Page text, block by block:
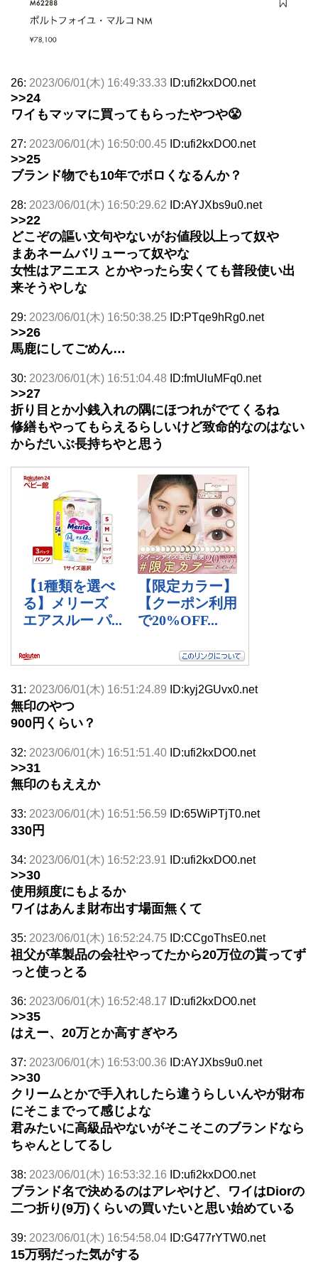
26: 2023/06/01(木) 16:49:33.33 ID:ufi2kxDO0.net
>>24
ワイもマッマに買ってもらったやつや😤
27: 2023/06/01(木) 16:50:00.45 ID:ufi2kxDO0.net
>>25
ブランド物でも10年でボロくなるんか？
28: 2023/06/01(木) 16:50:29.62 ID:AYJXbs9u0.net
>>22
どこぞの謳い文句やないがお値段以上って奴や
まあネームバリューって奴やな
女性はアニエス とかやったら安くても普段使い出
来そうやしな
29: 2023/06/01(木) 16:50:38.25 ID:PTqe9hRg0.net
>>26
馬鹿にしてごめん…
30: 2023/06/01(木) 16:51:04.48 ID:fmUluMFq0.net
>>27
折り目とか小銭入れの隅にほつれがでてくるね
修繕もやってもらえるらしいけど致命的なのはない
からだいぶ長持ちやと思う
31: 2023/06/01(木) 16:51:24.89 ID:kyj2GUvx0.net
無印のやつ
900円くらい？
32: 2023/06/01(木) 16:51:51.40 ID:ufi2kxDO0.net
>>31
無印のもええか
33: 2023/06/01(木) 16:51:56.59 ID:65WiPTjT0.net
330円
34: 2023/06/01(木) 16:52:23.91 ID:ufi2kxDO0.net
>>30
使用頻度にもよるか
ワイはあんま財布出す場面無くて
35: 2023/06/01(木) 16:52:24.75 ID:CCgoThsE0.net
祖父が革製品の会社やってたから20万位の貰ってず
っと使っとる
36: 2023/06/01(木) 16:52:48.17 ID:ufi2kxDO0.net
>>35
はえー、20万とか高すぎやろ
37: 2023/06/01(木) 16:53:00.36 ID:AYJXbs9u0.net
>>30
クリームとかで手入れしたら違うらしいんやが財布
にそこまでって感じよな
君みたいに高級品やないがそこそこのブランドなら
ちゃんとしてるし
38: 2023/06/01(木) 16:53:32.16 ID:ufi2kxDO0.net
ブランド名で決めるのはアレやけど、ワイはDiorの
二つ折り(9万)くらいの買いたいと思い始めている
39: 2023/06/01(木) 16:54:58.04 ID:G477rYTW0.net
15万弱だった気がする